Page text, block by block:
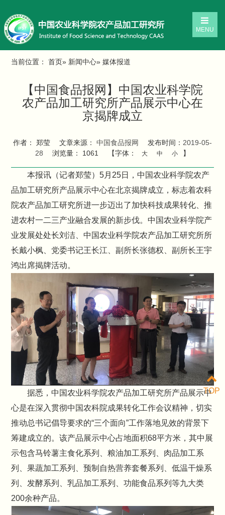
MENU
当前位置：首页» 新闻中心» 媒体报道
【中国食品报网】中国农业科学院
农产品加工研究所产品展示中心在
京揭牌成立
作者： 郑莹 文章来源： 中国食品报网 发布时间： 2019-05-
28
浏览量： 1061 【字体： 大 中 小 】
本报讯（记者郑莹）5月25日，中国农业科学院农产
品加工研究所产品展示中心在北京揭牌成立，标志着农科
院农产品加工研究所进一步迈出了加快科技成果转化、推
进农村一二三产业融合发展的新步伐。中国农业科学院产
业发展处处长刘洁、中国农业科学院农产品加工研究所所
长戴小枫、党委书记王长江、副所长张德权、副所长王宇
鸿出席揭牌活动。
据悉，中国农业科学院农产品加工研究所产品展示中
心是在深入贯彻中国农科院成果转化工作会议精神，切实
推动总书记倡导要求的“三个面向”工作落地见效的背景下
筹建成立的。该产品展示中心占地面积68平方米，其中展
示包含马铃薯主食化系列、粮油加工系列、肉品加工系
列、果蔬加工系列、预制自热营养套餐系列、低温干燥系
列、发酵系列、乳品加工系列、功能食品系列等九大类
200余种产品。
TOP